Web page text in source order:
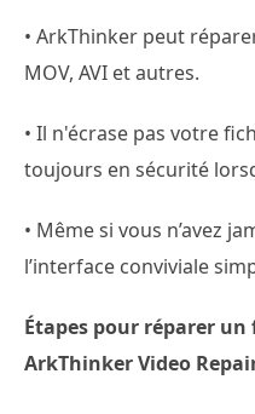
• ArkThinker peut
MOV, AVI et autres.
• Il n'écrase pas votre
toujours en sécurité
• Même si vous n’avez
l’interface conviviale
Étapes pour réparer un
ArkThinker Video